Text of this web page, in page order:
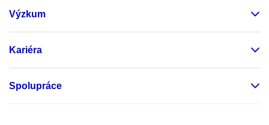
Výzkum
Kariéra
Spolupráce